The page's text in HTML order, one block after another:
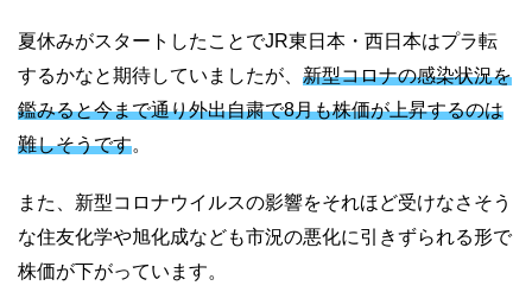
夏休みがスタートしたことでJR東日本・西日本はプラ転
するかなと期待していましたが、 新型コロナの感染状況を
鑑みると今まで通り外出自粛で8月も株価が上昇するのは
難しそうです。
また、新型コロナウイルスの影響をそれほど受けなさそう
な住友化学や旭化成なども市況の悪化に引きずられる形で
株価が下がっています。